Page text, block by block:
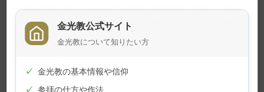
だ８カ月しかたっていないにもかかわらず、東京
では震災がすでに過去の出来事のような雰囲気が
出始めていたことに、何とも言い表せないものが
金光教公式サイト
金光教について知りたい方
✓ 金光教の基本情報や信仰
✓ 参拝の仕方や作法